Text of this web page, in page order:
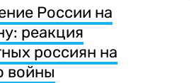
России на
реакция
россиян на
войны